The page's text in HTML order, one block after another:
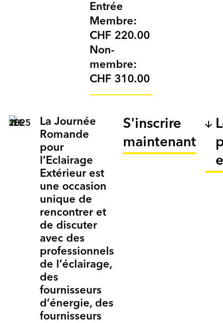
Entrée
Membre:
CHF 220.00
Non-
membre:
CHF 310.00
La Journée
Romande
pour
l’Eclairage
Extérieur est
une occasion
unique de
rencontrer et
de discuter
avec des
professionnels
de l’éclairage,
des
fournisseurs
d’énergie, des
fournisseurs
S'inscrire
maintenant